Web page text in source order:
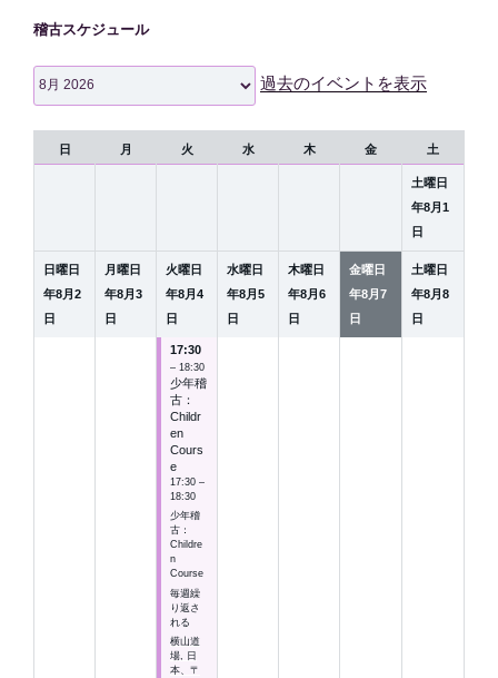
稽古スケジュール
月
選
択
過去のイベントを表示
日 月 火 水 木 金 土
土曜日
年8月1
日
日曜日
年8月2
日
月曜日
年8月3
日
火曜日
年8月4
日
17:30
– 18:30
少年稽
古：
Childr
en
Cours
e
17:30 –
18:30
少年稽
古：
Childre
n
Course
毎週繰
り返さ
れる
横山道
場, 日
本、〒
水曜日
年8月5
日
木曜日
年8月6
日
金曜日
年8月7
日
土曜日
年8月8
日